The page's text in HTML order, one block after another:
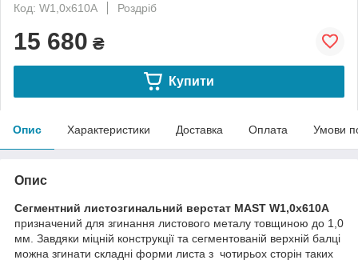
Код: W1,0x610A
Роздріб
15 680 ₴
Купити
Опис Характеристики Доставка Оплата Умови
Опис
Сегментний листозгинальний верстат MAST W1,0x610A
призначений для згинання листового металу товщиною до 1,0
мм. Завдяки міцній конструкції та сегментованій верхній балці
можна згинати складні форми листа з чотирьох сторін таких